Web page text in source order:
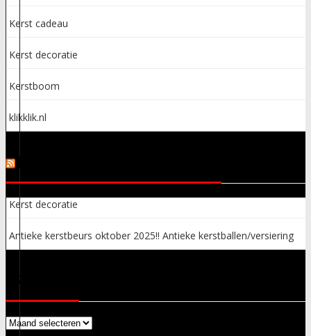
Kerst cadeau
Kerst decoratie
Kerstboom
klikklik.nl
KERSTSPULLEN ADVERTENTIES
Kerst decoratie
Antieke kerstbeurs oktober 2025!! Antieke kerstballen/versiering
ARCHIEVEN
Archieven